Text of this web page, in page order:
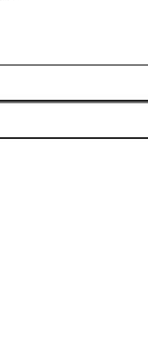
06С3314-Г50,